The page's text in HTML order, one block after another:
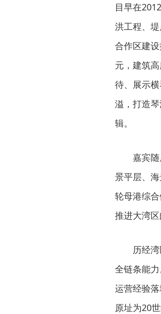
目早在
洪工程、
合作区建
元，建筑
待、展示
溢，打造
辑。
嘉宾
景平层、
轮母港综
推进大湾
历经
全链条能
运营经验
原址为20